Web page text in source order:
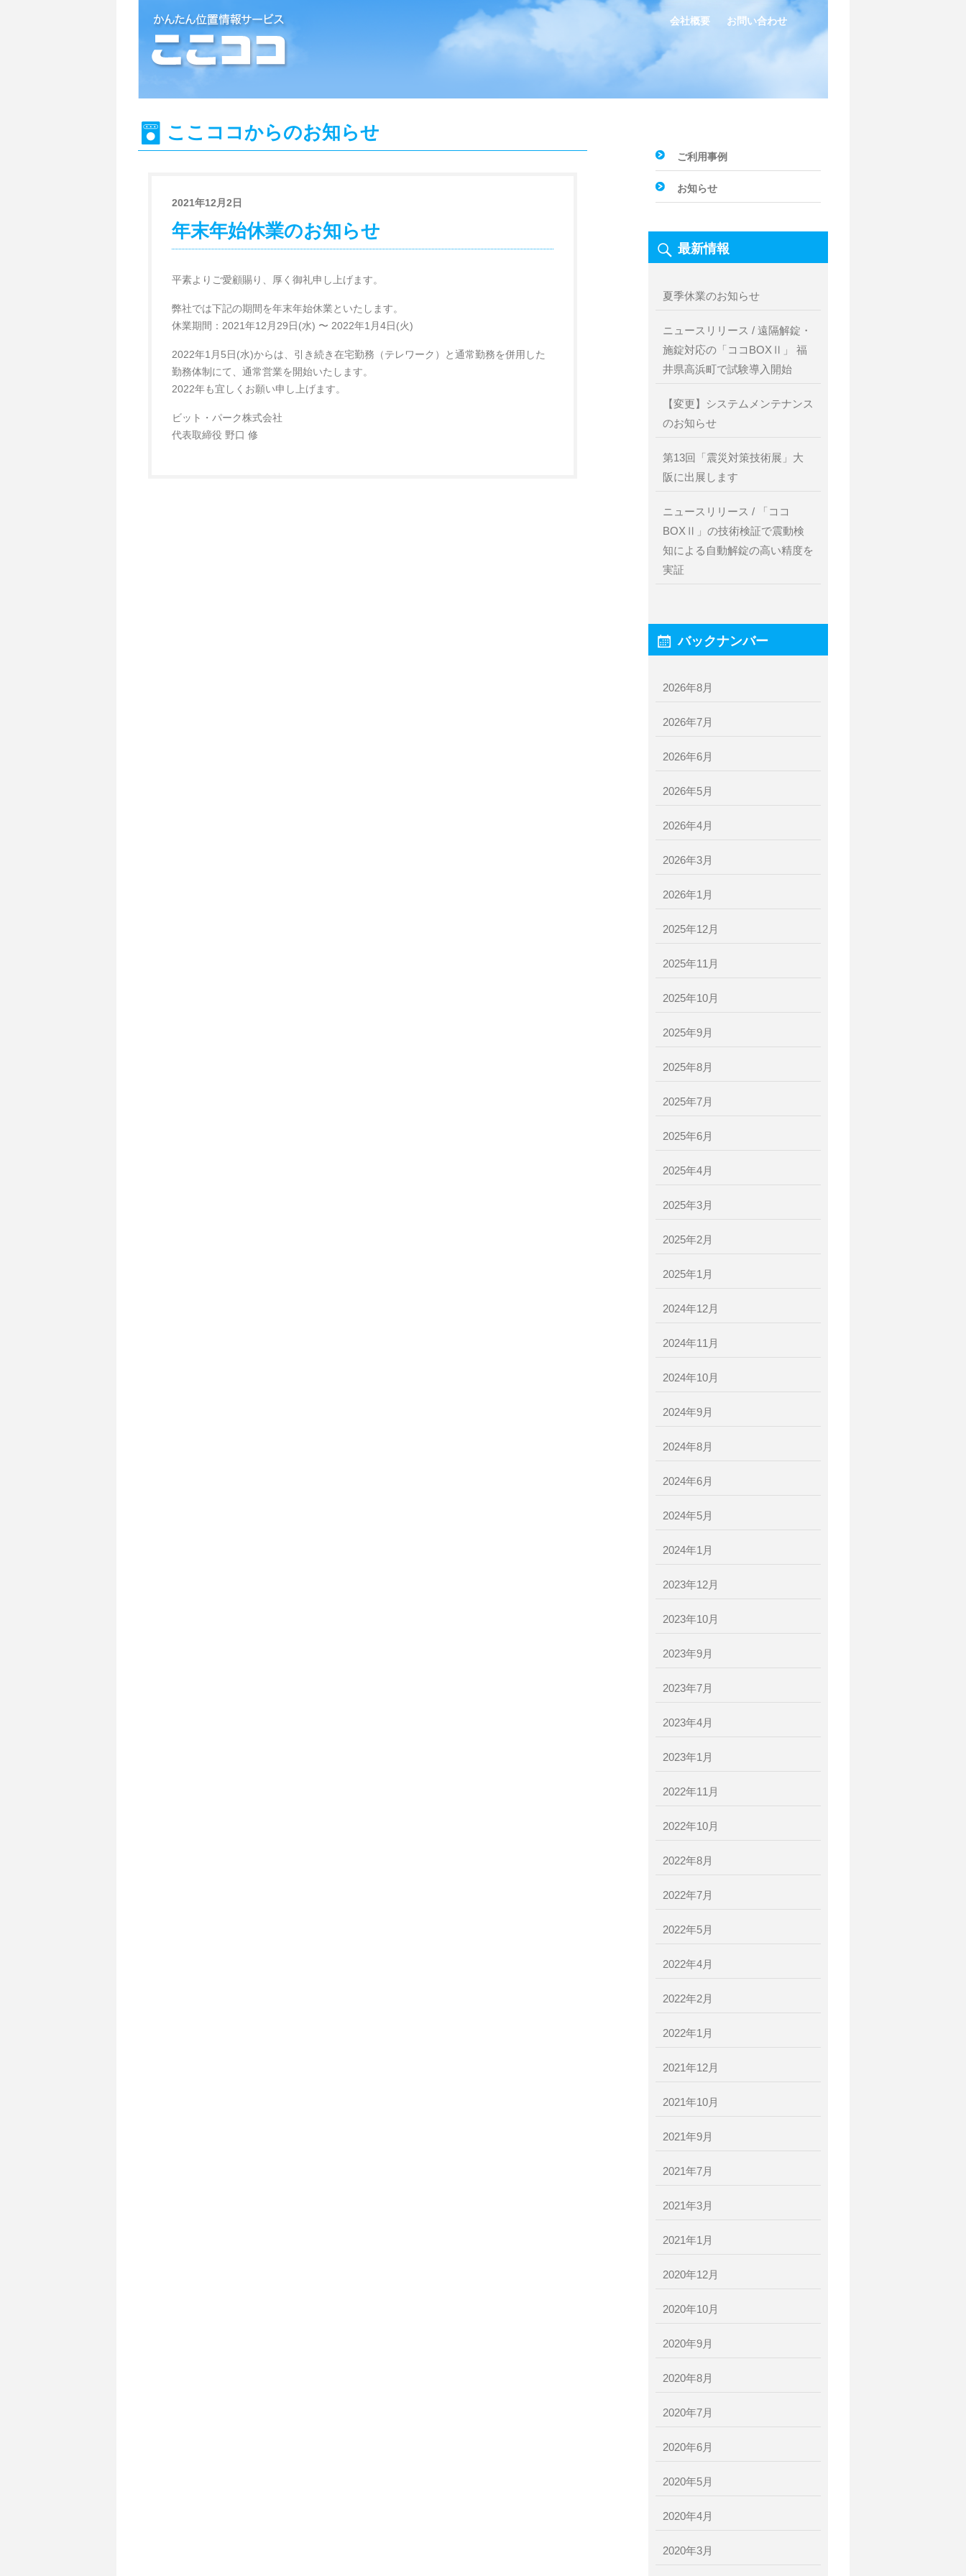
会社概要 お問い合わせ
ここココからのお知らせ
2021年12月2日
年末年始休業のお知らせ
平素よりご愛顧賜り、厚く御礼申し上げます。
弊社では下記の期間を年末年始休業といたします。
休業期間：2021年12月29日(水) 〜 2022年1月4日(火)
2022年1月5日(水)からは、引き続き在宅勤務（テレワーク）と通常勤務を併用した
勤務体制にて、通常営業を開始いたします。
2022年も宜しくお願い申し上げます。
ビット・パーク株式会社
代表取締役 野口 修
ご利用事例
お知らせ
最新情報
夏季休業のお知らせ
ニュースリリース / 遠隔解錠・
施錠対応の「ココBOXⅡ」 福
井県高浜町で試験導入開始
【変更】システムメンテナンス
のお知らせ
第13回「震災対策技術展」大
阪に出展します
ニュースリリース / 「ココ
BOXⅡ」の技術検証で震動検
知による自動解錠の高い精度を
実証
バックナンバー
2026年8月
2026年7月
2026年6月
2026年5月
2026年4月
2026年3月
2026年1月
2025年12月
2025年11月
2025年10月
2025年9月
2025年8月
2025年7月
2025年6月
2025年4月
2025年3月
2025年2月
2025年1月
2024年12月
2024年11月
2024年10月
2024年9月
2024年8月
2024年6月
2024年5月
2024年1月
2023年12月
2023年10月
2023年9月
2023年7月
2023年4月
2023年1月
2022年11月
2022年10月
2022年8月
2022年7月
2022年5月
2022年4月
2022年2月
2022年1月
2021年12月
2021年10月
2021年9月
2021年7月
2021年3月
2021年1月
2020年12月
2020年10月
2020年9月
2020年8月
2020年7月
2020年6月
2020年5月
2020年4月
2020年3月